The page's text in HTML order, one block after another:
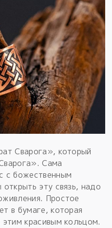
Сварога», который
Сама
с божественным
эту связь, надо
Простое
в бумаге, которая
красивым кольцом.